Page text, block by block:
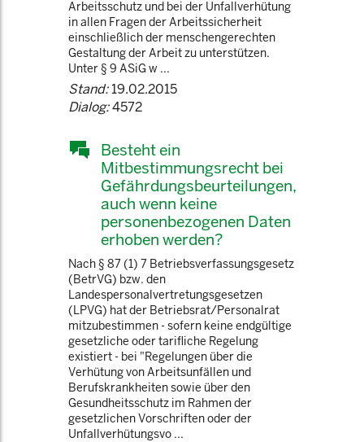
Arbeitsschutz und bei der Unfallverhütung
in allen Fragen der Arbeitssicherheit
einschließlich der menschengerechten
Gestaltung der Arbeit zu unterstützen.
Unter § 9 ASiG w ...
Stand:19.02.2015
Dialog:4572
Besteht ein
Mitbestimmungsrecht bei
Gefährdungsbeurteilungen,
auch wenn keine
personenbezogenen Daten
erhoben werden?
Nach § 87 (1) 7 Betriebsverfassungsgesetz
(BetrVG) bzw. den
Landespersonalvertretungsgesetzen
(LPVG) hat der Betriebsrat/Personalrat
mitzubestimmen - sofern keine endgültige
gesetzliche oder tarifliche Regelung
existiert - bei "Regelungen über die
Verhütung von Arbeitsunfällen und
Berufskrankheiten sowie über den
Gesundheitsschutz im Rahmen der
gesetzlichen Vorschriften oder der
Unfallverhütungsvo ...